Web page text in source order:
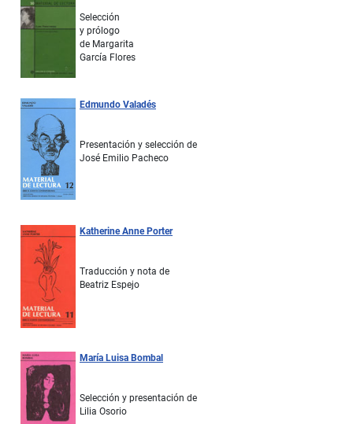
Selección
y prólogo
de Margarita
García Flores
Edmundo Valadés
Presentación y selección de
José Emilio Pacheco
Katherine Anne Porter
Traducción y nota de
Beatriz Espejo
María Luisa Bombal
Selección y presentación de
Lilia Osorio